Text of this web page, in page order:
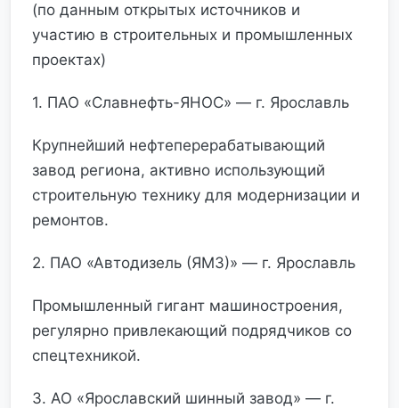
(по данным открытых источников и
участию в строительных и промышленных
проектах)
1. ПАО «Славнефть-ЯНОС» — г. Ярославль
Крупнейший нефтеперерабатывающий
завод региона, активно использующий
строительную технику для модернизации и
ремонтов.
2. ПАО «Автодизель (ЯМЗ)» — г. Ярославль
Промышленный гигант машиностроения,
регулярно привлекающий подрядчиков со
спецтехникой.
3. АО «Ярославский шинный завод» — г.